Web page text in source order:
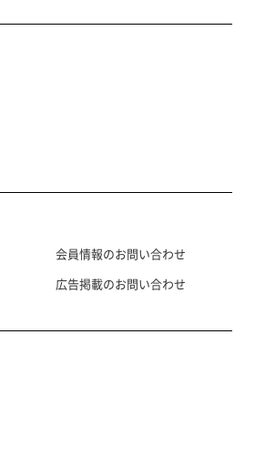
会員情報のお問い合わせ
広告掲載のお問い合わせ